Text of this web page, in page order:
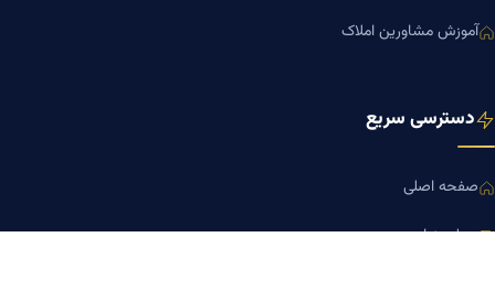
آموزش مشاورین املاک
دسترسی سریع
صفحه اصلی
مجله بنیاد میر